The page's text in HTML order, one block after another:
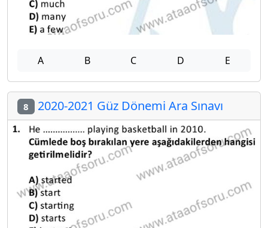
A B C D E
8 2020-2021 Güz Dönemi Ara Sınavı